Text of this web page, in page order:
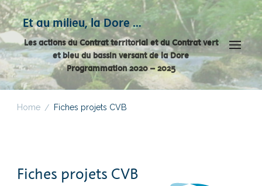
Et au milieu, la Dore …
Les actions du Contrat territorial et du Contrat vert
et bleu du bassin versant de la Dore
Programmation 2020 – 2025
Home / Fiches projets CVB
Fiches projets CVB
Panneau de gestion des cookies